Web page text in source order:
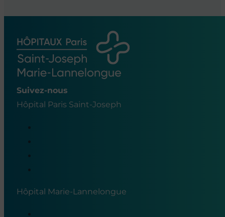
Suivez-nous
Hôpital Paris Saint-Joseph
Hôpital Marie-Lannelongue